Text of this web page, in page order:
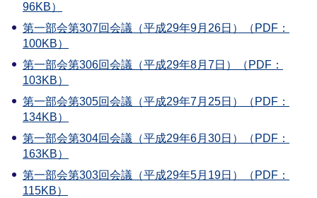
96KB）
第一部会第307回会議（平成29年9月26日）（PDF：
100KB）
第一部会第306回会議（平成29年8月7日）（PDF：
103KB）
第一部会第305回会議（平成29年7月25日）（PDF：
134KB）
第一部会第304回会議（平成29年6月30日）（PDF：
163KB）
第一部会第303回会議（平成29年5月19日）（PDF：
115KB）